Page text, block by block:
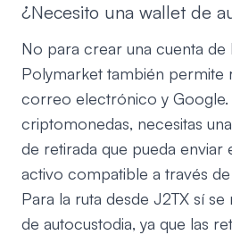
¿Necesito una wallet de
No para crear una cuenta de
Polymarket también permite
correo electrónico y Google.
criptomonedas, necesitas
de retirada que pueda enviar
activo compatible a través
Para la ruta desde J2TX sí se
de autocustodia, ya que las